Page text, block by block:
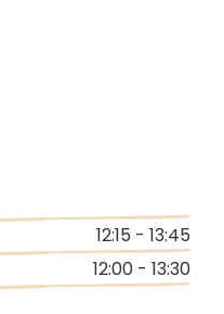
12:15 - 13:45
12:00 - 13:30